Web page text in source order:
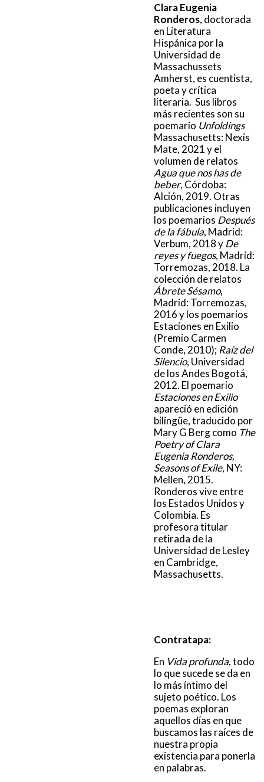
Clara Eugenia
Ronderos, doctorada
en Literatura
Hispánica por la
Universidad de
Massachussets
Amherst, es cuentista,
poeta y crítica
literaria. Sus libros
más recientes son su
poemario Unfoldings
Massachusetts: Nexis
Mate, 2021 y el
volumen de relatos
Agua que nos has de
beber, Córdoba:
Alción, 2019. Otras
publicaciones incluyen
los poemarios Después
de la fábula, Madrid:
Verbum, 2018 yDe
reyes y fuegos, Madrid:
Torremozas, 2018. La
colección de relatos
Ábrete Sésamo,
Madrid: Torremozas,
2016 y los poemarios
Estaciones en Exilio
(Premio Carmen
Conde, 2010); Raíz del
Silencio, Universidad
de los Andes Bogotá,
2012. El poemario
Estaciones en Exilio
apareció en edición
bilingüe, traducido por
Mary G Berg como The
Poetry of Clara
Eugenia Ronderos,
Seasons of Exile, NY:
Mellen, 2015.
Ronderos vive entre
los Estados Unidos y
Colombia. Es
profesora titular
retirada de la
Universidad de Lesley
en Cambridge,
Massachusetts.
Contratapa:
En Vida profunda, todo
lo que sucede se da en
lo más íntimo del
sujeto poético. Los
poemas exploran
aquellos días en que
buscamos las raíces de
nuestra propia
existencia para ponerla
en palabras.